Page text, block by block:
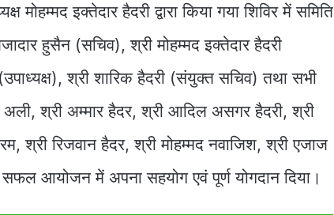
इक्तेदार हैदरी द्वारा किया गया शिविर में समिति
हुसैन (सचिव), श्री मोहम्मद इक्तेदार हैदरी
श्री शारिक हैदरी (संयुक्त सचिव) तथा सभी
श्री अम्मार हैदर, श्री आदिल असगर हैदरी, श्री
श्री रिजवान हैदर, श्री मोहम्मद नवाजिश, श्री एजाज
आयोजन में अपना सहयोग एवं पूर्ण योगदान दिया।